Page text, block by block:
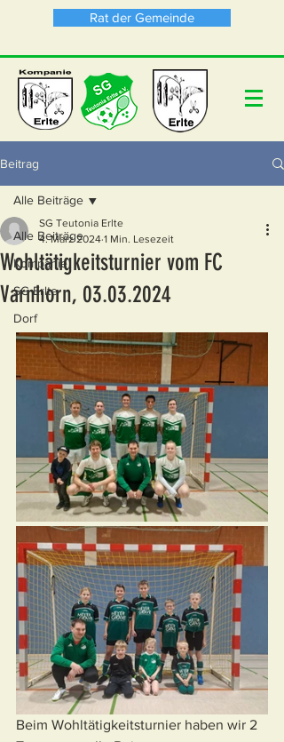
Rat der Gemeinde
Beitrag
Alle Beiträge
Kompanie
SG Erlte
Dorf
Alle Beiträge
Wohltätigkeitsturnier vom FC
Varnhorn, 03.03.2024
SG Teutonia Erlte
4. März 2024 1 Min. Lesezeit
Beim Wohltätigkeitsturnier haben wir 2